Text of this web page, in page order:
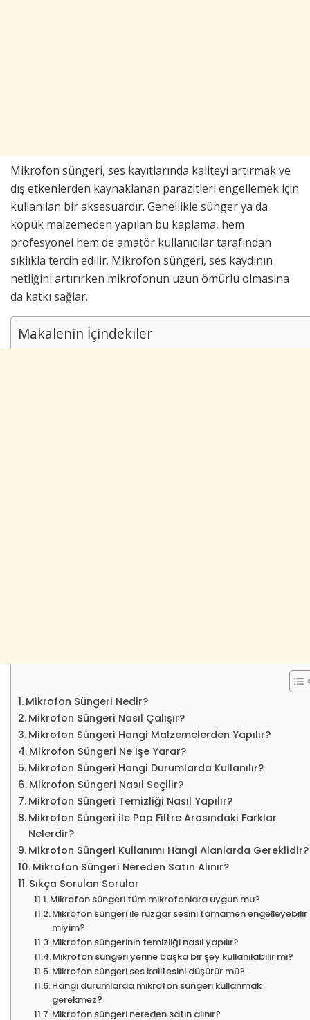
Mikrofon süngeri, ses kayıtlarında kaliteyi artırmak ve
dış etkenlerden kaynaklanan parazitleri engellemek için
kullanılan bir aksesuardır. Genellikle sünger ya da
köpük malzemeden yapılan bu kaplama, hem
profesyonel hem de amatör kullanıcılar tarafından
sıklıkla tercih edilir. Mikrofon süngeri, ses kaydının
netliğini artırırken mikrofonun uzun ömürlü olmasına
da katkı sağlar.
Makalenin İçindekiler
Mikrofon Süngeri Nedir?
Mikrofon Süngeri Nasıl Çalışır?
Mikrofon Süngeri Hangi Malzemelerden Yapılır?
Mikrofon Süngeri Ne İşe Yarar?
Mikrofon Süngeri Hangi Durumlarda Kullanılır?
Mikrofon Süngeri Nasıl Seçilir?
Mikrofon Süngeri Temizliği Nasıl Yapılır?
Mikrofon Süngeri ile Pop Filtre Arasındaki Farklar
Nelerdir?
Mikrofon Süngeri Kullanımı Hangi Alanlarda Gereklidir?
Mikrofon Süngeri Nereden Satın Alınır?
Sıkça Sorulan Sorular
Mikrofon süngeri tüm mikrofonlara uygun mu?
Mikrofon süngeri ile rüzgar sesini tamamen engelleyebilir
miyim?
Mikrofon süngerinin temizliği nasıl yapılır?
Mikrofon süngeri yerine başka bir şey kullanılabilir mi?
Mikrofon süngeri ses kalitesini düşürür mü?
Hangi durumlarda mikrofon süngeri kullanmak
gerekmez?
Mikrofon süngeri nereden satın alınır?